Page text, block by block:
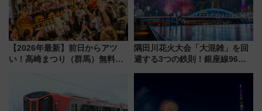
【2026年最新】前日からアツ
い！高崎まつり（群馬）無料観
隅田川花火大会「大混雑」を回
避する3つの鉄則！銀座線96本